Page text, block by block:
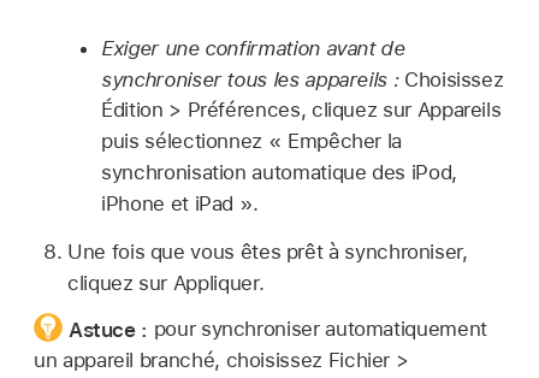
Exiger une confirmation avant de
synchroniser tous les appareils : Choisissez
Édition > Préférences, cliquez sur Appareils
puis sélectionnez « Empêcher la
synchronisation automatique des iPod,
iPhone et iPad ».
Une fois que vous êtes prêt à synchroniser,
cliquez sur Appliquer.
Astuce : pour synchroniser automatiquement
un appareil branché, choisissez Fichier >